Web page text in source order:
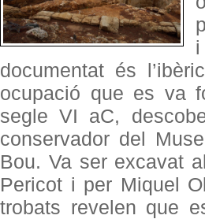
documentat és l’ibèric
ocupació que es va
segle VI aC,
conservador del
Bou. Va ser excavat
Pericot i per Miquel
trobats revelen que